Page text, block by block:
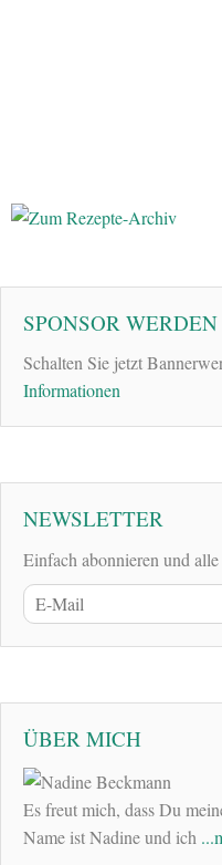
SPONSOR WERDEN
Schalten Sie jetzt
Informationen
NEWSLETTER
Einfach abonnieren und
ÜBER MICH
Es freut mich, dass Du
Name ist Nadine und ich